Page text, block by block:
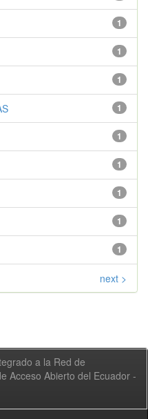
1
1
1
1
1
1
1
1
1
next >
a la Red de
Acceso Abierto del Ecuador -